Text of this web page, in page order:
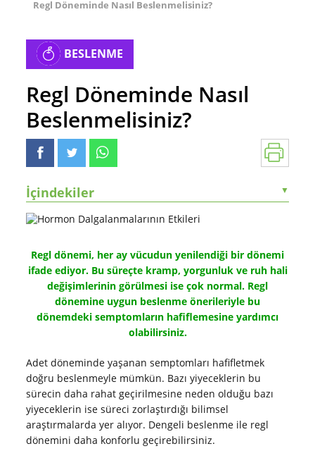
Regl Döneminde Nasıl Beslenmelisiniz?
BESLENME
Regl Döneminde Nasıl
Beslenmelisiniz?
İçindekiler ▼
Regl dönemi, her ay vücudun yenilendiği bir dönemi
ifade ediyor. Bu süreçte kramp, yorgunluk ve ruh hali
değişimlerinin görülmesi ise çok normal. Regl
dönemine uygun beslenme önerileriyle bu
dönemdeki semptomların hafiflemesine yardımcı
olabilirsiniz.
Adet döneminde yaşanan semptomları hafifletmek
doğru beslenmeyle mümkün. Bazı yiyeceklerin bu
sürecin daha rahat geçirilmesine neden olduğu bazı
yiyeceklerin ise süreci zorlaştırdığı bilimsel
araştırmalarda yer alıyor. Dengeli beslenme ile regl
dönemini daha konforlu geçirebilirsiniz.